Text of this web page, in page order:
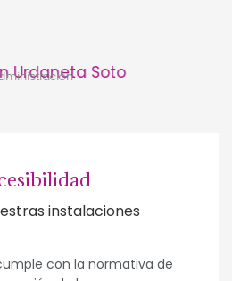
Urdaneta Soto
instalaciones
con la normativa de